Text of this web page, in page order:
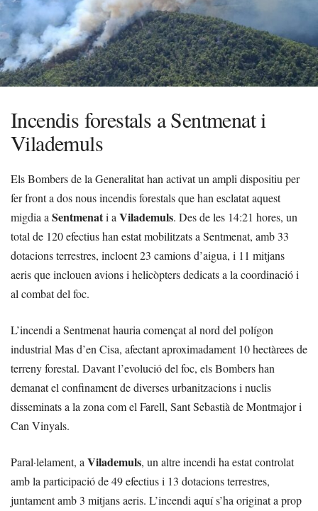
Incendis forestals a Sentmenat i
Vilademuls
Els Bombers de la Generalitat han activat un ampli dispositiu per
fer front a dos nous incendis forestals que han esclatat aquest
migdia a Sentmenati a Vilademuls. Des de les 14:21 hores, un
total de 120 efectius han estat mobilitzats a Sentmenat, amb 33
dotacions terrestres, incloent 23 camions d’aigua, i 11 mitjans
aeris que inclouen avions i helicòpters dedicats a la coordinació i
al combat del foc.
L’incendi a Sentmenat hauria començat al nord del polígon
industrial Mas d’en Cisa, afectant aproximadament 10 hectàrees de
terreny forestal. Davant l’evolució del foc, els Bombers han
demanat el confinament de diverses urbanitzacions i nuclis
disseminats a la zona com el Farell, Sant Sebastià de Montmajor i
Can Vinyals.
Paral·lelament, a Vilademuls, un altre incendi ha estat controlat
amb la participació de 49 efectius i 13 dotacions terrestres,
juntament amb 3 mitjans aeris. L’incendi aquí s’ha originat a prop